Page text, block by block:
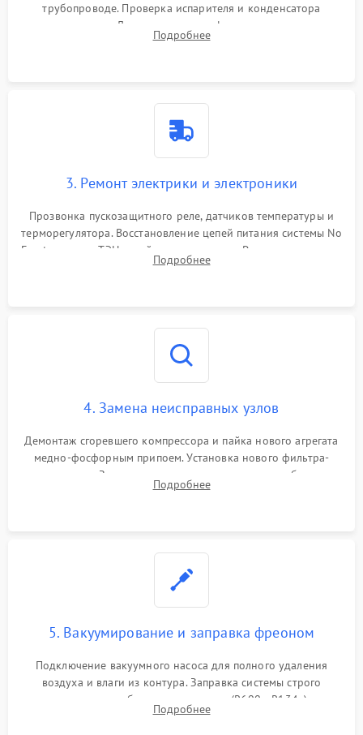
трубопроводе. Проверка испарителя и конденсатора
течеискателем. Демонтаж старого фильтра-осушителя и
продувка капиллярной трубки для устранения засоров.
Подробнее
3. Ремонт электрики и электроники
Прозвонка пускозащитного реле, датчиков температуры и
терморегулятора. Восстановление цепей питания системы No
Frost, включая ТЭН оттайки и вентилятор. Ремонт или замена
платы управления при сбоях алгоритмов.
Подробнее
4. Замена неисправных узлов
Демонтаж сгоревшего компрессора и пайка нового агрегата
медно-фосфорным припоем. Установка нового фильтра-
осушителя. Замена изношенных вентиляторов обдува,
сломанных заслонок или поврежденных дверных петель.
Подробнее
5. Вакуумирование и заправка фреоном
Подключение вакуумного насоса для полного удаления
воздуха и влаги из контура. Заправка системы строго
дозированным объемом хладагента (R600a, R134a) по
электронным весам. Контроль рабочего давления в системе.
Подробнее